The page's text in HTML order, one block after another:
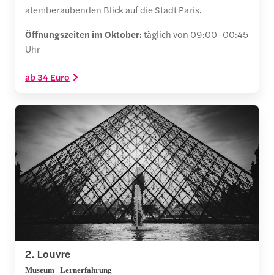
atemberaubenden Blick auf die Stadt Paris.
Öffnungszeiten im Oktober:täglich von 09:00–00:45
Uhr
ab 34 Euro
2. Louvre
Museum | Lernerfahrung